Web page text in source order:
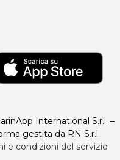
International S.r.l. –
gestita da RN S.r.l.
e condizioni del servizio